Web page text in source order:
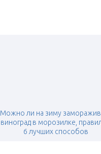
Можно ли на зиму
виноград в морозилке,
6 лучших способов